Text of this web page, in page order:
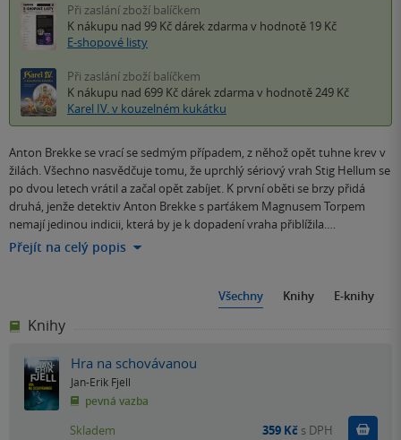
Při zaslání zboží balíčkem
K nákupu nad 99 Kč dárek zdarma v hodnotě 19 Kč
E-shopové listy
Při zaslání zboží balíčkem
K nákupu nad 699 Kč dárek zdarma v hodnotě 249 Kč
Karel IV. v kouzelném kukátku
Anton Brekke se vrací se sedmým případem, z něhož opět tuhne krev v
žilách. Všechno nasvědčuje tomu, že uprchlý sériový vrah Stig Hellum se
po dvou letech vrátil a začal opět zabíjet. K první oběti se brzy přidá
druhá, jenže detektiv Anton Brekke s parťákem Magnusem Torpem
nemají jedinou indicii, která by je k dopadení vraha přiblížila.…
Přejít na celý popis
Všechny Knihy E-knihy
Knihy
Hra na schovávanou
Jan-Erik Fjell
pevná vazba
Skladem 359 Kč s DPH